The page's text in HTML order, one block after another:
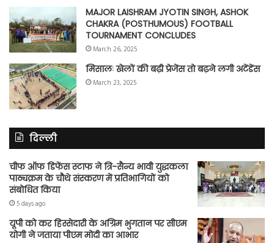
MAJOR LAISHRAM JYOTIN SINGH, ASHOK
CHAKRA (POSTHUMOUS) FOOTBALL
TOURNAMENT CONCLUDES
March 26, 2025
मिसालः खेलों की बढ़ी प्रेजेंस तो बढ़ने लगी अटेंडेंस
March 23, 2025
दिल्ली
चीफ ऑफ डिफेंस स्टाफ ने त्रि-सैन्य भावी युद्धकला
पाठ्यक्रम के चौथे संस्करण में प्रतिभागियों को
संबोधित किया
5 days ago
यूपी को कर हिस्सेदारी के अग्रिम भुगतान पर सीएम
योगी ने जताया पीएम मोदी का आभार